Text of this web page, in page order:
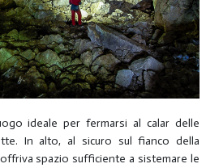
ideale per fermarsi al calar delle
In alto, al sicuro sul fianco della
spazio sufficiente a sistemare le